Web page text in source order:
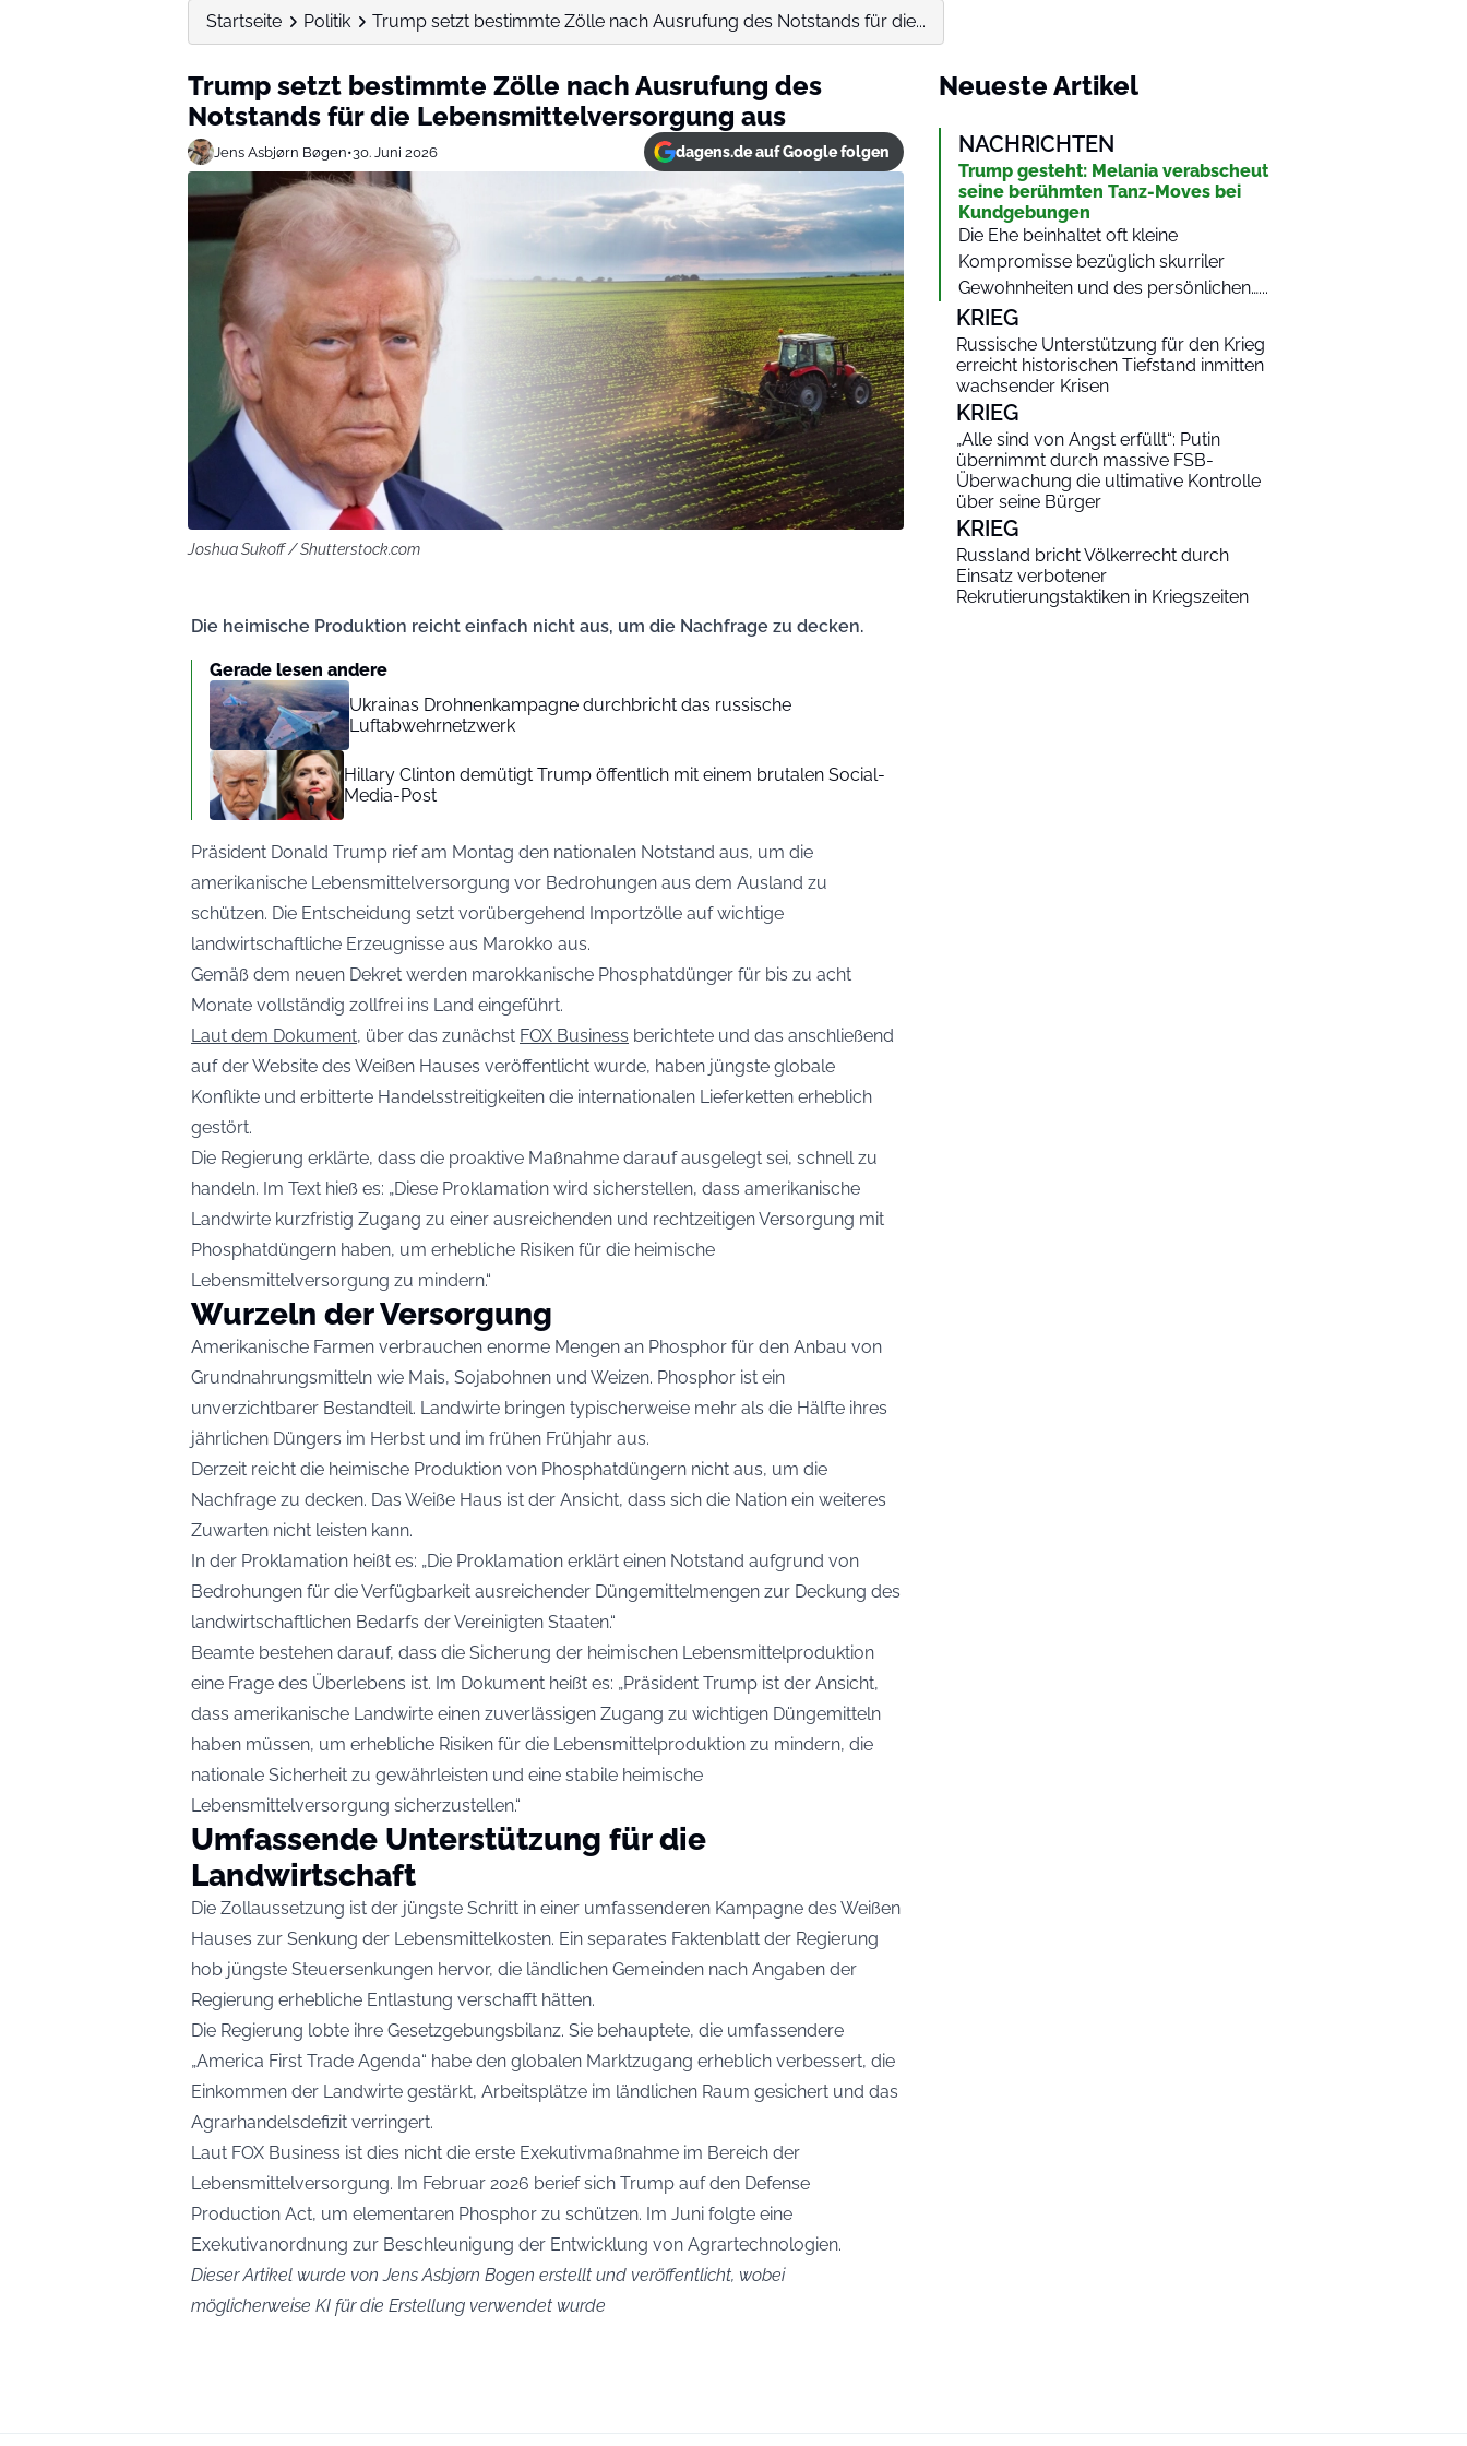
Startseite Politik Trump setzt bestimmte Zölle nach Ausrufung des Notstands für die...
Trump setzt bestimmte Zölle nach Ausrufung des
Notstands für die Lebensmittelversorgung aus
Jens Asbjørn Bøgen•30. Juni 2026 dagens.de auf Google folgen
Joshua Sukoff / Shutterstock.com
Die heimische Produktion reicht einfach nicht aus, um die Nachfrage zu decken.
Gerade lesen andere
Ukrainas Drohnenkampagne durchbricht das russische
Luftabwehrnetzwerk
Hillary Clinton demütigt Trump öffentlich mit einem brutalen Social-
Media-Post
Präsident Donald Trump rief am Montag den nationalen Notstand aus, um die
amerikanische Lebensmittelversorgung vor Bedrohungen aus dem Ausland zu
schützen. Die Entscheidung setzt vorübergehend Importzölle auf wichtige
landwirtschaftliche Erzeugnisse aus Marokko aus.
Gemäß dem neuen Dekret werden marokkanische Phosphatdünger für bis zu acht
Monate vollständig zollfrei ins Land eingeführt.
Laut dem Dokument, über das zunächst FOX Business berichtete und das anschließend
auf der Website des Weißen Hauses veröffentlicht wurde, haben jüngste globale
Konflikte und erbitterte Handelsstreitigkeiten die internationalen Lieferketten erheblich
gestört.
Die Regierung erklärte, dass die proaktive Maßnahme darauf ausgelegt sei, schnell zu
handeln. Im Text hieß es: „Diese Proklamation wird sicherstellen, dass amerikanische
Landwirte kurzfristig Zugang zu einer ausreichenden und rechtzeitigen Versorgung mit
Phosphatdüngern haben, um erhebliche Risiken für die heimische
Lebensmittelversorgung zu mindern.“
Wurzeln der Versorgung
Amerikanische Farmen verbrauchen enorme Mengen an Phosphor für den Anbau von
Grundnahrungsmitteln wie Mais, Sojabohnen und Weizen. Phosphor ist ein
unverzichtbarer Bestandteil. Landwirte bringen typischerweise mehr als die Hälfte ihres
jährlichen Düngers im Herbst und im frühen Frühjahr aus.
Derzeit reicht die heimische Produktion von Phosphatdüngern nicht aus, um die
Nachfrage zu decken. Das Weiße Haus ist der Ansicht, dass sich die Nation ein weiteres
Zuwarten nicht leisten kann.
In der Proklamation heißt es: „Die Proklamation erklärt einen Notstand aufgrund von
Bedrohungen für die Verfügbarkeit ausreichender Düngemittelmengen zur Deckung des
landwirtschaftlichen Bedarfs der Vereinigten Staaten.“
Beamte bestehen darauf, dass die Sicherung der heimischen Lebensmittelproduktion
eine Frage des Überlebens ist. Im Dokument heißt es: „Präsident Trump ist der Ansicht,
dass amerikanische Landwirte einen zuverlässigen Zugang zu wichtigen Düngemitteln
haben müssen, um erhebliche Risiken für die Lebensmittelproduktion zu mindern, die
nationale Sicherheit zu gewährleisten und eine stabile heimische
Lebensmittelversorgung sicherzustellen.“
Umfassende Unterstützung für die
Landwirtschaft
Die Zollaussetzung ist der jüngste Schritt in einer umfassenderen Kampagne des Weißen
Hauses zur Senkung der Lebensmittelkosten. Ein separates Faktenblatt der Regierung
hob jüngste Steuersenkungen hervor, die ländlichen Gemeinden nach Angaben der
Regierung erhebliche Entlastung verschafft hätten.
Die Regierung lobte ihre Gesetzgebungsbilanz. Sie behauptete, die umfassendere
„America First Trade Agenda“ habe den globalen Marktzugang erheblich verbessert, die
Einkommen der Landwirte gestärkt, Arbeitsplätze im ländlichen Raum gesichert und das
Agrarhandelsdefizit verringert.
Laut FOX Business ist dies nicht die erste Exekutivmaßnahme im Bereich der
Lebensmittelversorgung. Im Februar 2026 berief sich Trump auf den Defense
Production Act, um elementaren Phosphor zu schützen. Im Juni folgte eine
Exekutivanordnung zur Beschleunigung der Entwicklung von Agrartechnologien.
Dieser Artikel wurde von Jens Asbjørn Bogen erstellt und veröffentlicht, wobei
möglicherweise KI für die Erstellung verwendet wurde
Neueste Artikel
NACHRICHTEN
Trump gesteht: Melania verabscheut
seine berühmten Tanz-Moves bei
Kundgebungen
Die Ehe beinhaltet oft kleine
Kompromisse bezüglich skurriler
Gewohnheiten und des persönlichen…...
KRIEG
Russische Unterstützung für den Krieg
erreicht historischen Tiefstand inmitten
wachsender Krisen
KRIEG
„Alle sind von Angst erfüllt“: Putin
übernimmt durch massive FSB-
Überwachung die ultimative Kontrolle
über seine Bürger
KRIEG
Russland bricht Völkerrecht durch
Einsatz verbotener
Rekrutierungstaktiken in Kriegszeiten